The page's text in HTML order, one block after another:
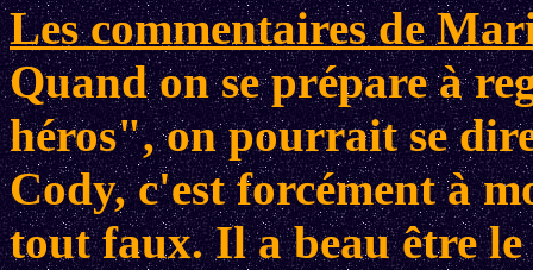
Les commentaires de
Quand on se prépare à
héros", on pourrait se
Cody, c'est forcément à
tout faux. Il a beau être